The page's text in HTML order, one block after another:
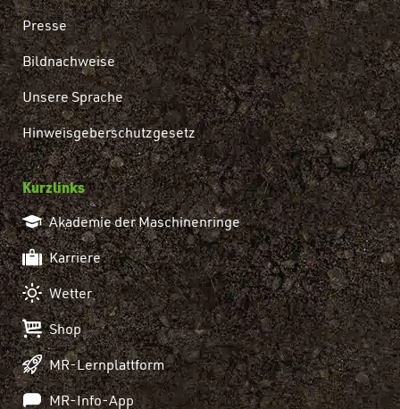
Presse
Bildnachweise
Unsere Sprache
Hinweisgeberschutzgesetz
Kurzlinks
Akademie der Maschinenringe
Karriere
Wetter
Shop
MR-Lernplattform
MR-Info-App